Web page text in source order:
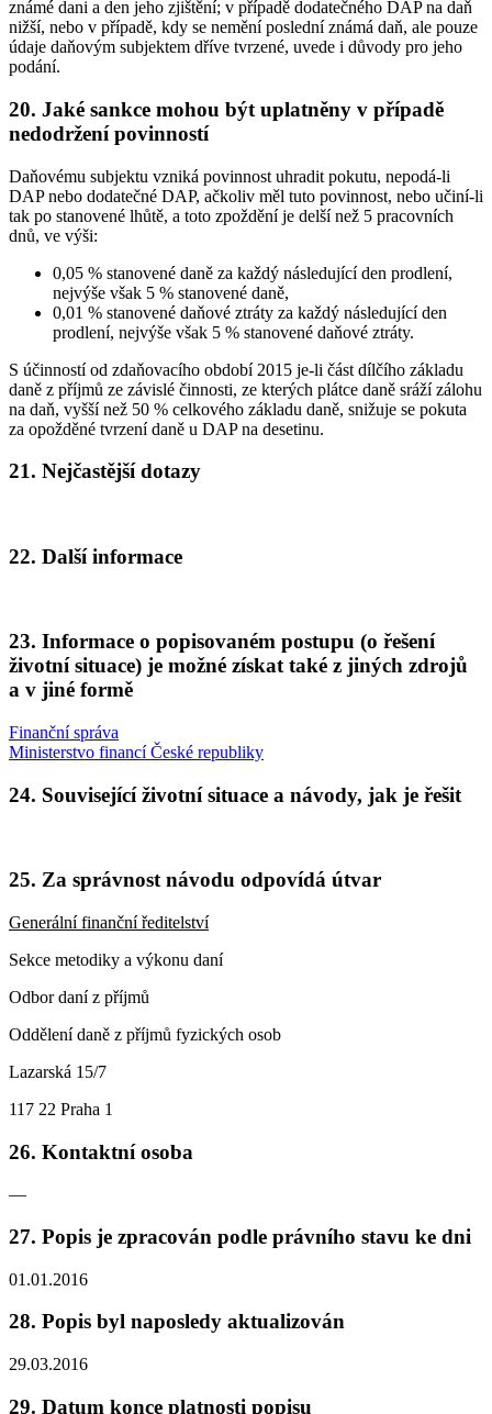
známé dani a den jeho zjištění; v případě dodatečného DAP na daň
nižší, nebo v případě, kdy se nemění poslední známá daň, ale pouze
údaje daňovým subjektem dříve tvrzené, uvede i důvody pro jeho
podání.
20. Jaké sankce mohou být uplatněny v případě
nedodržení povinností
Daňovému subjektu vzniká povinnost uhradit pokutu, nepodá-li
DAP nebo dodatečné DAP, ačkoliv měl tuto povinnost, nebo učiní-li
tak po stanovené lhůtě, a toto zpoždění je delší než 5 pracovních
dnů, ve výši:
0,05 % stanovené daně za každý následující den prodlení,
nejvýše však 5 % stanovené daně,
0,01 % stanovené daňové ztráty za každý následující den
prodlení, nejvýše však 5 % stanovené daňové ztráty.
S účinností od zdaňovacího období 2015 je-li část dílčího základu
daně z příjmů ze závislé činnosti, ze kterých plátce daně sráží zálohu
na daň, vyšší než 50 % celkového základu daně, snižuje se pokuta
za opožděné tvrzení daně u DAP na desetinu.
21. Nejčastější dotazy
22. Další informace
23. Informace o popisovaném postupu (o řešení
životní situace) je možné získat také z jiných zdrojů
a v jiné formě
Finanční správa
Ministerstvo financí České republiky
24. Související životní situace a návody, jak je řešit
25. Za správnost návodu odpovídá útvar
Generální finanční ředitelství
Sekce metodiky a výkonu daní
Odbor daní z příjmů
Oddělení daně z příjmů fyzických osob
Lazarská 15/7
117 22 Praha 1
26. Kontaktní osoba
—
27. Popis je zpracován podle právního stavu ke dni
01.01.2016
28. Popis byl naposledy aktualizován
29.03.2016
29. Datum konce platnosti popisu